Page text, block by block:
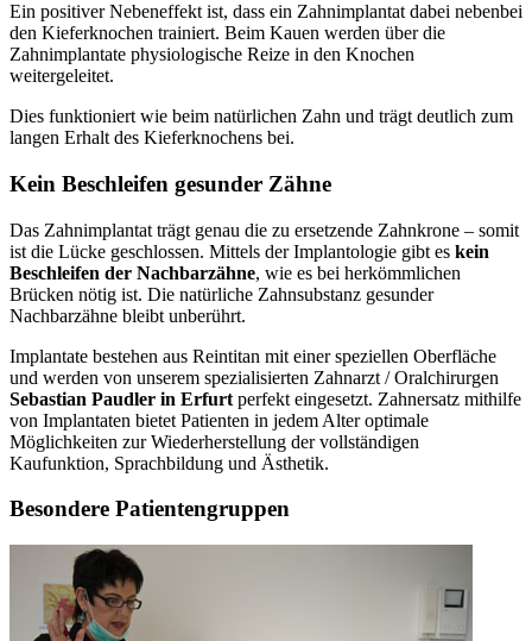
Ein positiver Nebeneffekt ist, dass ein Zahnimplantat dabei nebenbei
den Kieferknochen trainiert. Beim Kauen werden über die
Zahnimplantate physiologische Reize in den Knochen
weitergeleitet.
Dies funktioniert wie beim natürlichen Zahn und trägt deutlich zum
langen Erhalt des Kieferknochens bei.
Kein Beschleifen gesunder Zähne
Das Zahnimplantat trägt genau die zu ersetzende Zahnkrone – somit
ist die Lücke geschlossen. Mittels der Implantologie gibt es kein
Beschleifen der Nachbarzähne, wie es bei herkömmlichen
Brücken nötig ist. Die natürliche Zahnsubstanz gesunder
Nachbarzähne bleibt unberührt.
Implantate bestehen aus Reintitan mit einer speziellen Oberfläche
und werden von unserem spezialisierten Zahnarzt / Oralchirurgen
Sebastian Paudler in Erfurt perfekt eingesetzt. Zahnersatz mithilfe
von Implantaten bietet Patienten in jedem Alter optimale
Möglichkeiten zur Wiederherstellung der vollständigen
Kaufunktion, Sprachbildung und Ästhetik.
Besondere Patientengruppen